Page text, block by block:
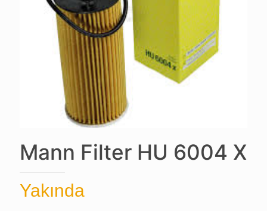
Mann Filter HU 6004 X
Yakında